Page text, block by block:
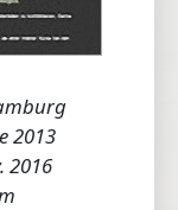
2013
2016